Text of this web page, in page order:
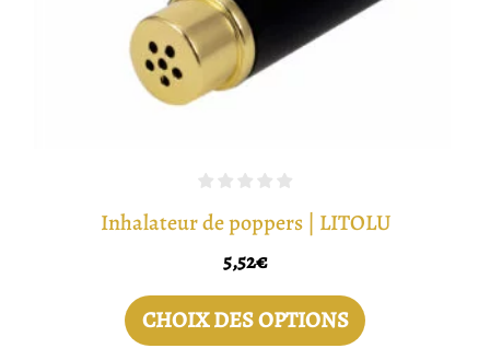
Inhalateur de poppers | LITOLU
5,52€
CHOIX DES OPTIONS
choisies